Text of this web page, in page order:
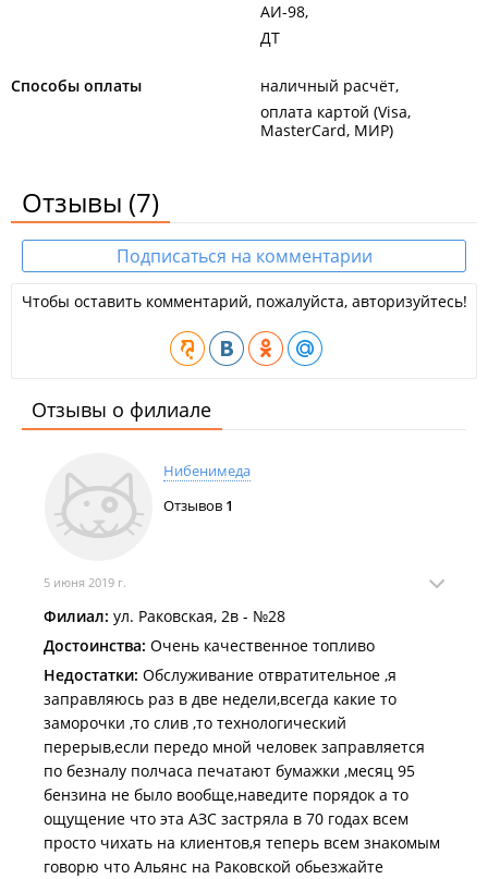
АИ-98
ДТ
Способы оплаты
наличный расчёт
оплата картой (Visa,
MasterCard, МИР)
Отзывы (7)
Подписаться на комментарии
Чтобы оставить комментарий, пожалуйста, авторизуйтесь!
Отзывы о филиале
Нибенимеда
Отзывов 1
5 июня 2019 г.
Филиал: ул. Раковская, 2в - №28
Достоинства: Очень качественное топливо
Недостатки: Обслуживание отвратительное ,я
заправляюсь раз в две недели,всегда какие то
заморочки ,то слив ,то технологический
перерыв,если передо мной человек заправляется
по безналу полчаса печатают бумажки ,месяц 95
бензина не было вообще,наведите порядок а то
ощущение что эта АЗС застряла в 70 годах всем
просто чихать на клиентов,я теперь всем знакомым
говорю что Альянс на Раковской обьезжайте